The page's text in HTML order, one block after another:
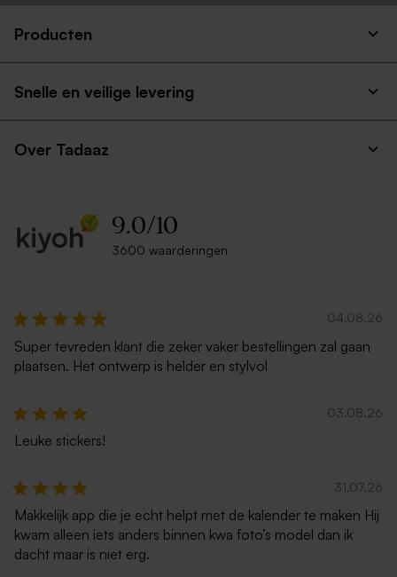
Producten
Snelle en veilige levering
Over Tadaaz
9.0/10
3600 waarderingen
04.08.26
Super tevreden klant die zeker vaker bestellingen zal gaan
plaatsen. Het ontwerp is helder en stylvol
03.08.26
Leuke stickers!
31.07.26
Makkelijk app die je echt helpt met de kalender te maken Hij
kwam alleen iets anders binnen kwa foto’s model dan ik
dacht maar is niet erg.